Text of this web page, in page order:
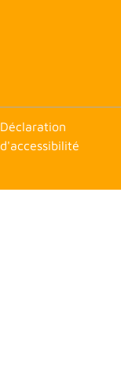
Déclaration
d'accessibilité